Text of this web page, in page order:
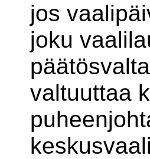
jos
joku
valtuuttaa